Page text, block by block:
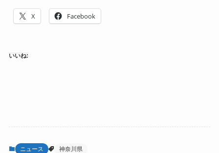
X Facebook
いいね:
ニュース 神奈川県